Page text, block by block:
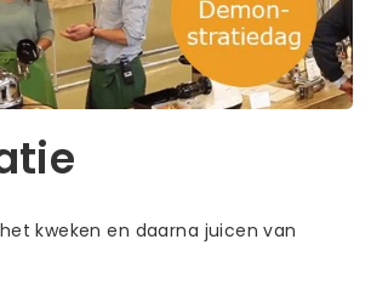
kweken en daarna juicen van